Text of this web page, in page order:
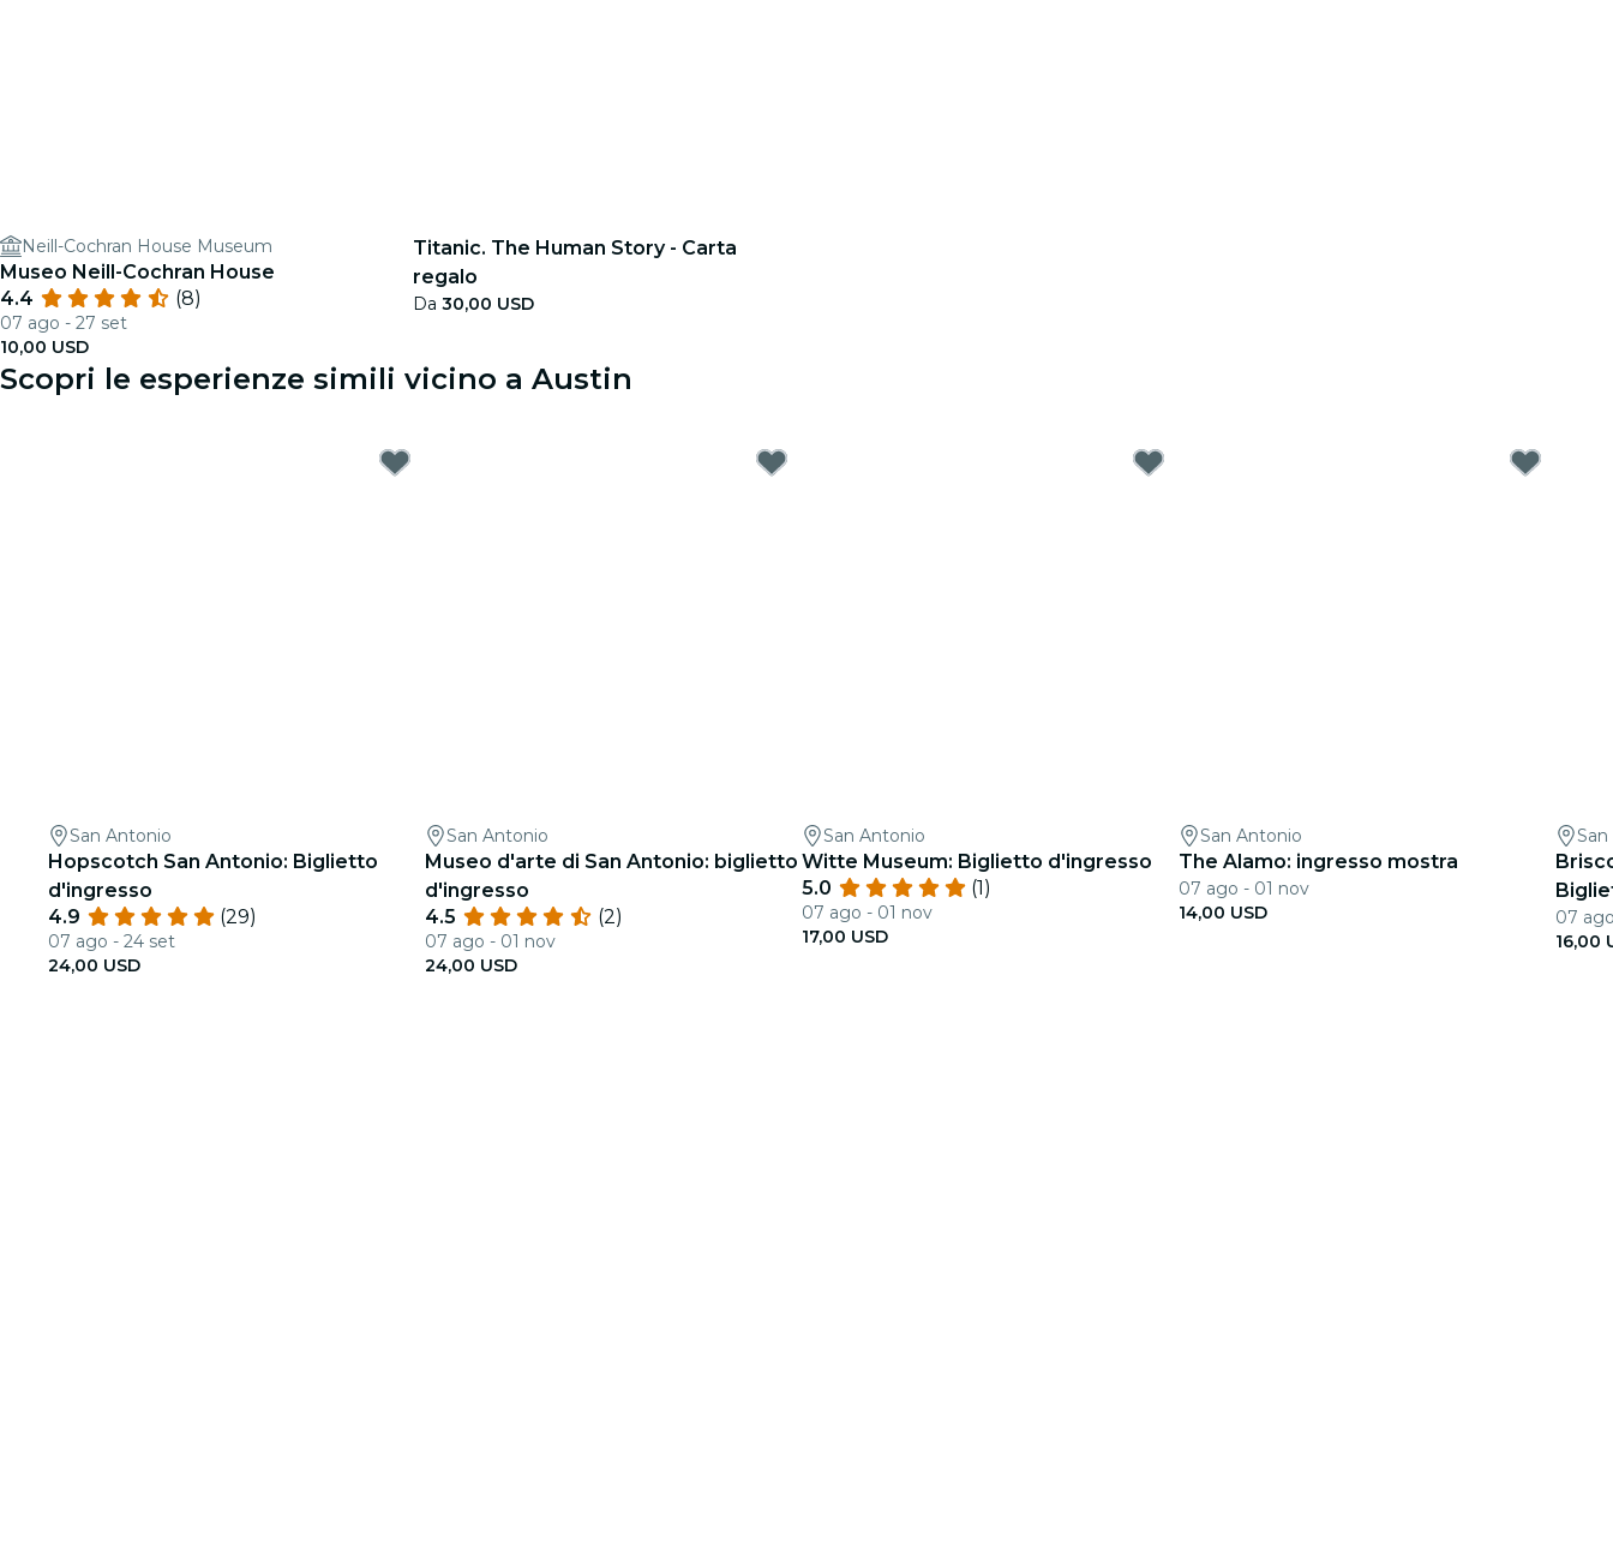
Neill-Cochran House Museum
Museo Neill-Cochran House
4.4
(8)
07 ago - 27 set
10,00 USD
Titanic. The Human Story - Carta
regalo
Da 30,00 USD
Scopri le esperienze simili vicino a Austin
San Antonio
Hopscotch San Antonio: Biglietto
d'ingresso
4.9
(29)
07 ago - 24 set
24,00 USD
San Antonio
Museo d'arte di San Antonio: biglietto
d'ingresso
4.5
(2)
07 ago - 01 nov
24,00 USD
San Antonio
Witte Museum: Biglietto d'ingresso
5.0
(1)
07 ago - 01 nov
17,00 USD
San Antonio
The Alamo: ingresso mostra
07 ago - 01 nov
14,00 USD
07
16,00